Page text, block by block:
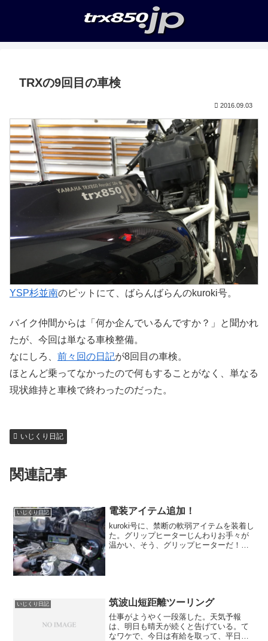
TRXの9回目の車検
2016.09.03
YSP杉並南のピットにて、ばらんばらんのkuroki号。
バイク仲間からは「何か企んでいるんですか？」と聞かれ
たが、今回は単なる車検整備。
なにしろ、 前々回の日記が8回目の車検。
ほとんど乗ってなかったので何もすることがなく、単なる
現状維持と車検で終わったのだった。
いじくり日記
関連記事
いじくり日記 電装アイテム追加！
kuroki号に、禁断の軟弱アイテムを装着し
た。グリップヒーターじんわりお手々が
温かい、そう、グリップヒーターだ！今
いじくり日記 筑波山短距離ツーリング
仕事がようやく一段落した。天気予報
は、明日も晴天が続くと告げている。て
なワケで、今日は有給を取って、平日ツ